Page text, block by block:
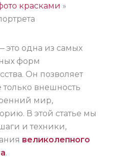
красками
это одна из самых
форм
Он позволяет
внешность
мир,
В этой статье мы
и техники,
великолепного
.